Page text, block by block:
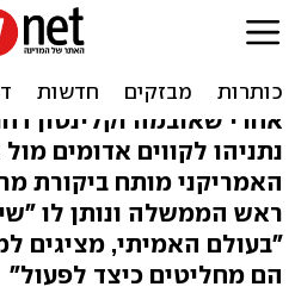
פאנטה מגיב
- דחיקתנו
אחרי שאובמה וקלינטון
נתניהו לקווים אדומים
האמריקני מותח ביקורת
ראש הממשלה ונותן לו
"בעולם האמיתי, מציגים
הם מחליטים כיצד לפעול"